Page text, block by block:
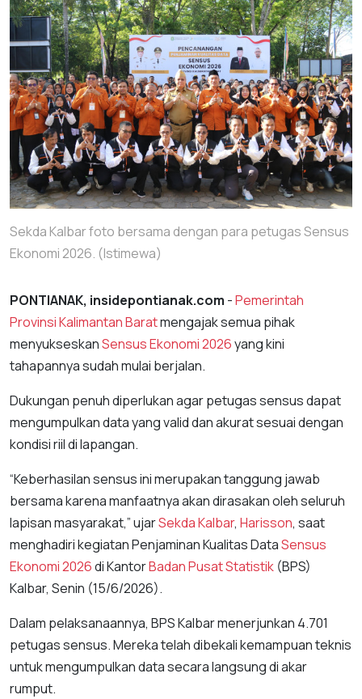
Sekda Kalbar foto bersama dengan para petugas Sensus
Ekonomi 2026. (Istimewa)
PONTIANAK, insidepontianak.com -Pemerintah
Provinsi Kalimantan Baratmengajak semua pihak
menyukseskanSensus Ekonomi 2026yang kini
tahapannya sudah mulai berjalan.
Dukungan penuh diperlukan agar petugas sensus dapat
mengumpulkan data yang valid dan akurat sesuai dengan
kondisi riil di lapangan.
“Keberhasilan sensus ini merupakan tanggung jawab
bersama karena manfaatnya akan dirasakan oleh seluruh
lapisan masyarakat,” ujarSekda Kalbar, Harisson, saat
menghadiri kegiatan Penjaminan Kualitas DataSensus
Ekonomi 2026di KantorBadan Pusat Statistik (BPS)
Kalbar, Senin (15/6/2026).
Dalam pelaksanaannya, BPS Kalbar menerjunkan 4.701
petugas sensus. Mereka telah dibekali kemampuan teknis
untuk mengumpulkan data secara langsung di akar
rumput.